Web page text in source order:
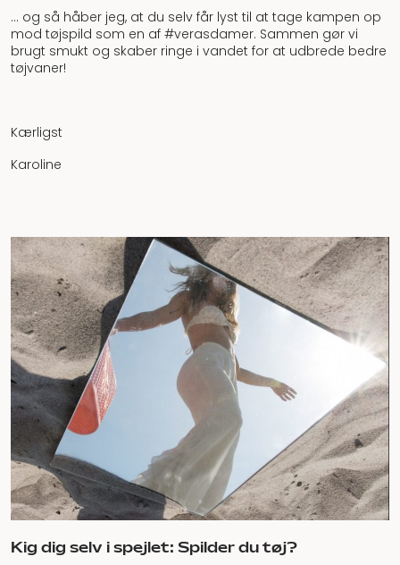
… og så håber jeg, at du selv får lyst til at tage kampen op
mod tøjspild som en af #verasdamer. Sammen gør vi
brugt smukt og skaber ringe i vandet for at udbrede bedre
tøjvaner!
Kærligst
Karoline
Kig dig selv i spejlet: Spilder du tøj?